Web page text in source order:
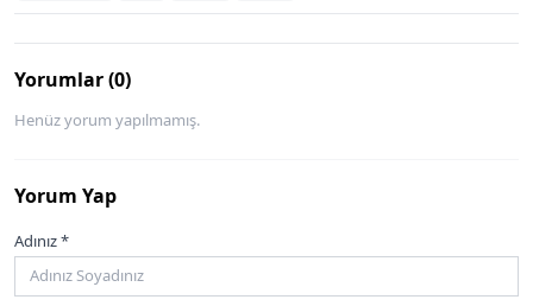
Yorumlar (0)
Henüz yorum yapılmamış.
Yorum Yap
Adınız *